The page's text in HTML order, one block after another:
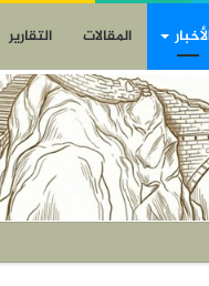
المقالات التقارير